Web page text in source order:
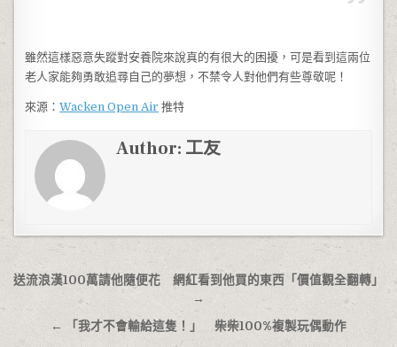
雖然這樣惡意失蹤對安養院來說真的有很大的困擾，可是看到這兩位
老人家能夠勇敢追尋自己的夢想，不禁令人對他們有些尊敬呢！
來源：Wacken Open Air 推特
Author: 工友
文章導覽
送流浪漢100萬請他隨便花 網紅看到他買的東西「價值觀全翻轉」
→
← 「我才不會輸給這隻！」 柴柴100%複製玩偶動作